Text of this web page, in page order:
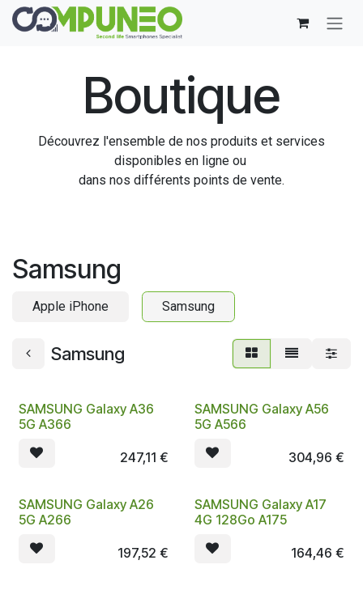
Se rendre au contenu
Boutique
Découvrez l'ensemble de nos produits et services
disponibles en ligne ou
dans nos différents points de vente.
Samsung
Apple iPhone Samsung
Samsung
SAMSUNG Galaxy A36
5G A366
247,11 €
SAMSUNG Galaxy A56
5G A566
304,96 €
SAMSUNG Galaxy A26
5G A266
197,52 €
SAMSUNG Galaxy A17
4G 128Go A175
164,46 €